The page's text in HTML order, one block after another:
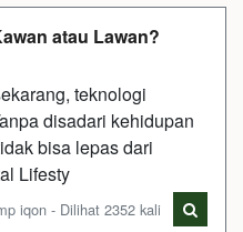
atau Lawan?
teknologi
disadari kehidupan
bisa lepas dari
Lifesty
iqon - Dilihat 2352 kali